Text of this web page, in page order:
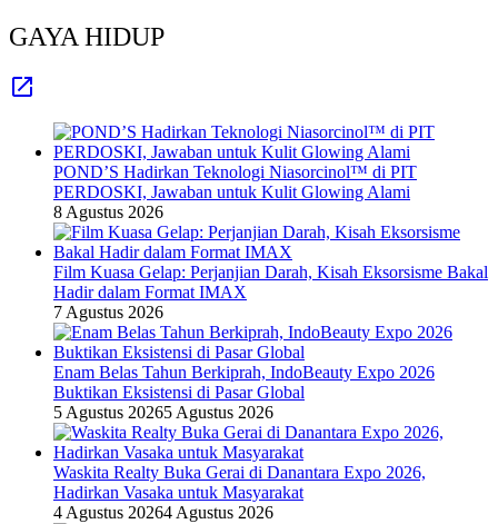
GAYA HIDUP
POND’S Hadirkan Teknologi Niasorcinol™ di PIT
PERDOSKI, Jawaban untuk Kulit Glowing Alami
8 Agustus 2026
Film Kuasa Gelap: Perjanjian Darah, Kisah Eksorsisme Bakal
Hadir dalam Format IMAX
7 Agustus 2026
Enam Belas Tahun Berkiprah, IndoBeauty Expo 2026
Buktikan Eksistensi di Pasar Global
5 Agustus 20265 Agustus 2026
Waskita Realty Buka Gerai di Danantara Expo 2026,
Hadirkan Vasaka untuk Masyarakat
4 Agustus 20264 Agustus 2026